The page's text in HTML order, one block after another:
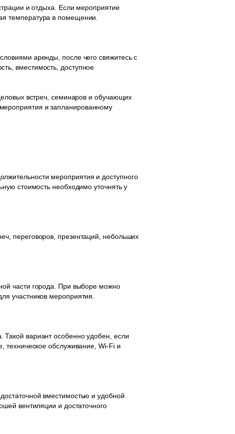
и отдыха. Если мероприятие
температура в помещении.
аренды, после чего свяжитесь с
вместимость, доступное
встреч, семинаров и обучающих
и запланированному
мероприятия и доступного
стоимость необходимо уточнять у
переговоров, презентаций, небольших
части города. При выборе можно
участников мероприятия.
вариант особенно удобен, если
техническое обслуживание, Wi-Fi и
вместимостью и удобной
вентиляции и достаточного